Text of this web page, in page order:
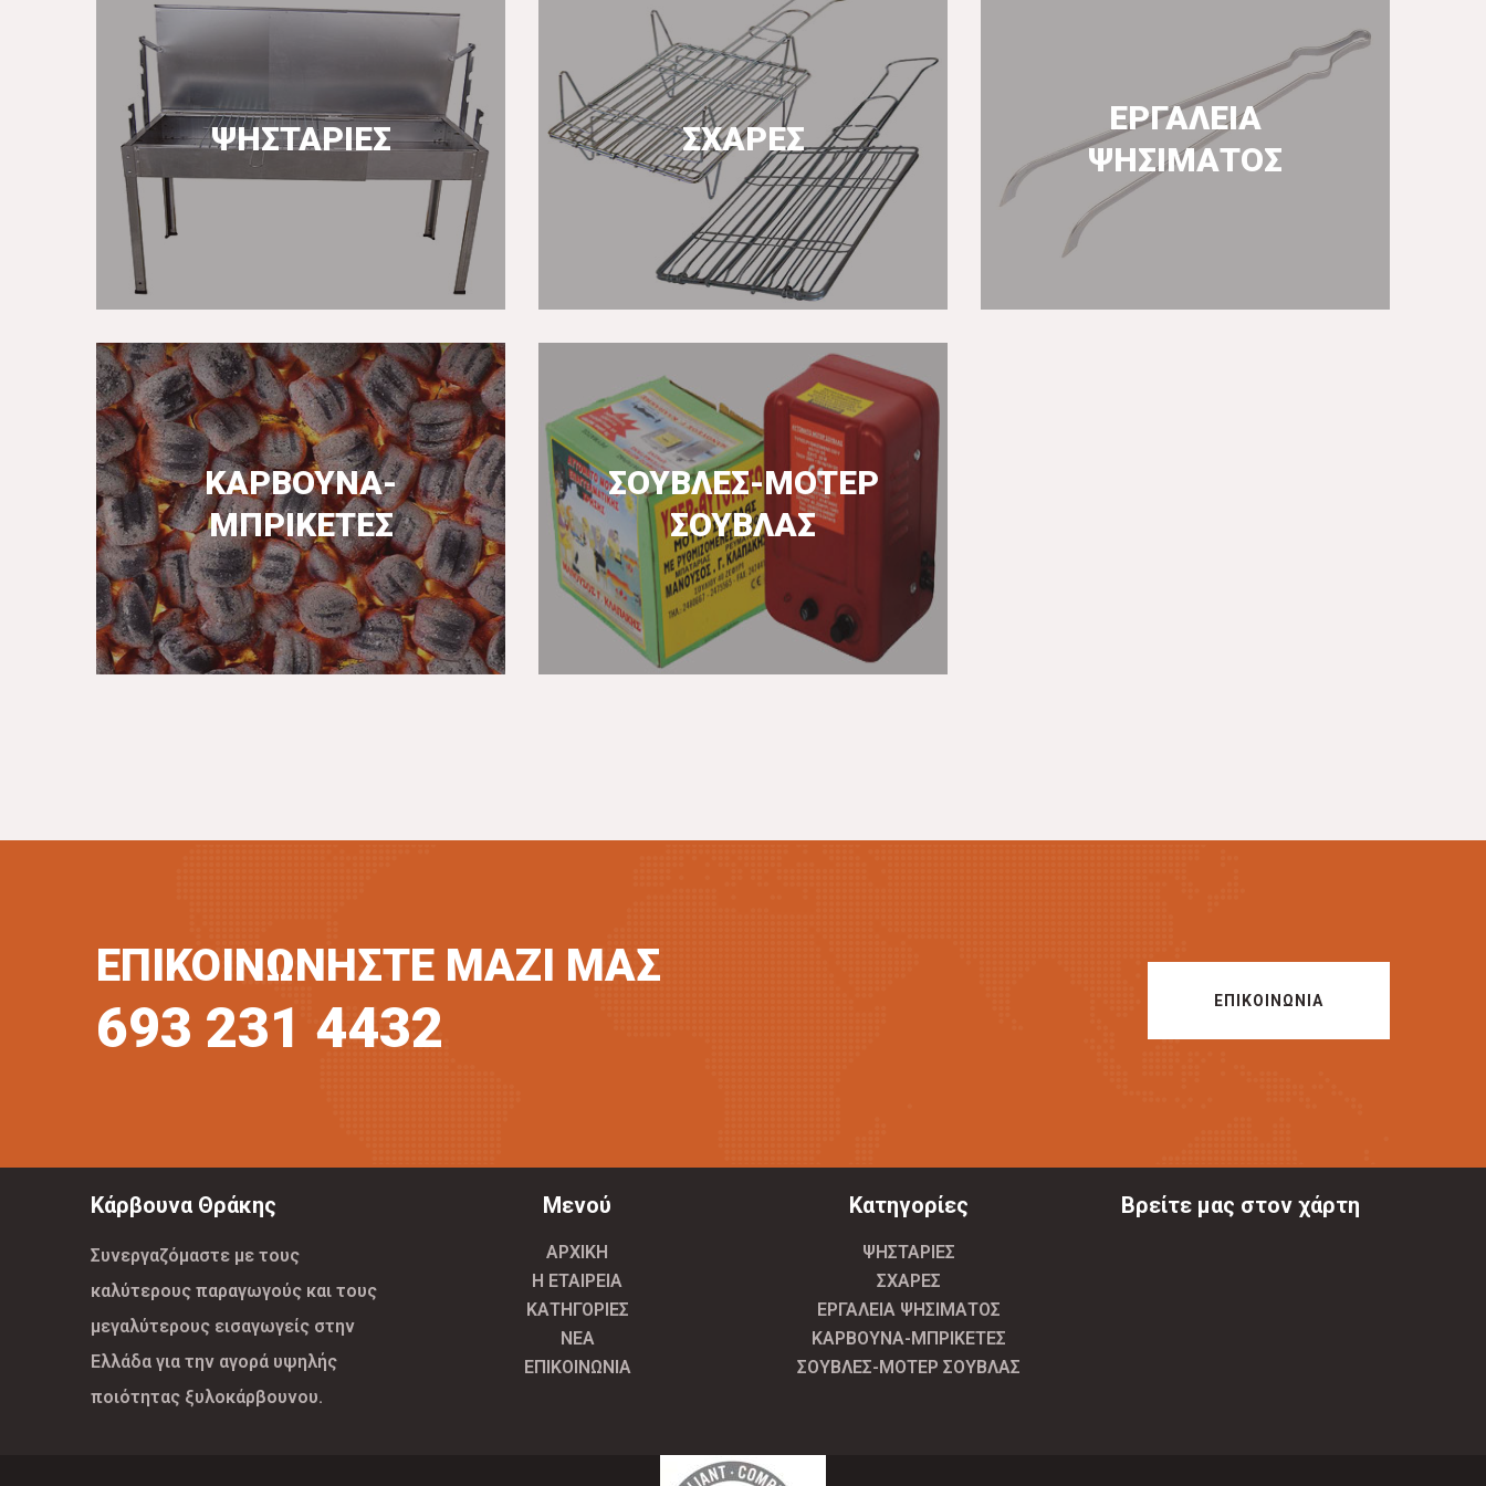
ΨΗΣΤΑΡΙΕΣ ΣΧΑΡΕΣ
ΠΕΡΙΣΣΟΤΕΡΑ
ΕΡΓΑΛΕΙΑ
ΨΗΣΙΜΑΤΟΣ
ΚΑΡΒΟΥΝΑ-
ΜΠΡΙΚΕΤΕΣ
ΠΕΡΙΣΣΟΤΕΡΑ
ΣΟΥΒΛΕΣ-ΜΟΤΕΡ
ΣΟΥΒΛΑΣ
ΠΕΡΙΣΣΟΤΕΡΑ
ΕΠΙΚΟΙΝΩΝΗΣΤΕ ΜΑΖΙ ΜΑΣ
693 231 4432 ΕΠΙΚΟΙΝΩΝΙΑ
Κάρβουνα Θράκης
Συνεργαζόμαστε με τους
καλύτερους παραγωγούς και τους
μεγαλύτερους εισαγωγείς στην
Ελλάδα για την αγορά υψηλής
ποιότητας ξυλοκάρβουνου.
Μενού
ΑΡΧΙΚΗ
Η ΕΤΑΙΡΕΙΑ
ΚΑΤΗΓΟΡΙΕΣ
ΝΕΑ
ΕΠΙΚΟΙΝΩΝΙΑ
Κατηγορίες
ΨΗΣΤΑΡΙΕΣ
ΣΧΑΡΕΣ
ΕΡΓΑΛΕΙΑ ΨΗΣΙΜΑΤΟΣ
ΚΑΡΒΟΥΝΑ-ΜΠΡΙΚΕΤΕΣ
ΣΟΥΒΛΕΣ-ΜΟΤΕΡ ΣΟΥΒΛΑΣ
Βρείτε μας στον χάρτη